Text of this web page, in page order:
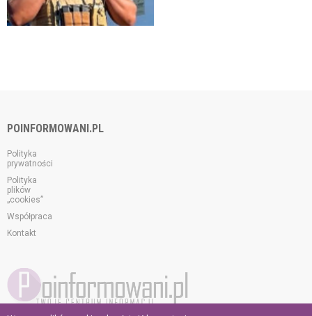
POINFORMOWANI.PL
Polityka
prywatności
Polityka
plików
„cookies”
Współpraca
Kontakt